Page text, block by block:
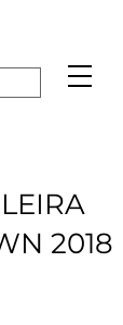
2018